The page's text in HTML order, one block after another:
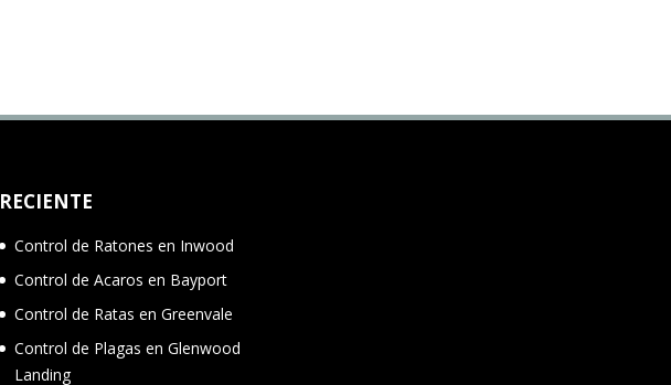
RECIENTE
Control de Ratones en Inwood
Control de Acaros en Bayport
Control de Ratas en Greenvale
Control de Plagas en Glenwood
Landing